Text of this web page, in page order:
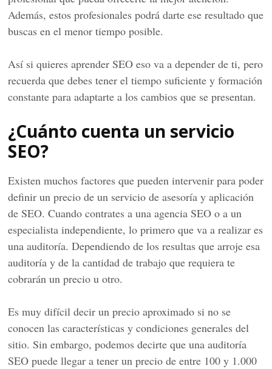
Además, estos profesionales podrá darte ese resultado que
buscas en el menor tiempo posible.
Así si quieres aprender SEO eso va a depender de ti, pero
recuerda que debes tener el tiempo suficiente y formación
constante para adaptarte a los cambios que se presentan.
¿Cuánto cuenta un servicio
SEO?
Existen muchos factores que pueden intervenir para poder
definir un precio de un servicio de asesoría y aplicación
de SEO. Cuando contrates a una agencia SEO o a un
especialista independiente, lo primero que va a realizar es
una auditoría. Dependiendo de los resultas que arroje esa
auditoría y de la cantidad de trabajo que requiera te
cobrarán un precio u otro.
Es muy difícil decir un precio aproximado si no se
conocen las características y condiciones generales del
sitio. Sin embargo, podemos decirte que una auditoría
SEO puede llegar a tener un precio de entre 100 y 1.000